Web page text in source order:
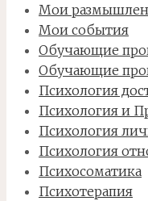
Мои
Мои события
Обучающие
Обучающие
Психология
Психология и
Психология
Психология
Психосоматика
Психотерапия